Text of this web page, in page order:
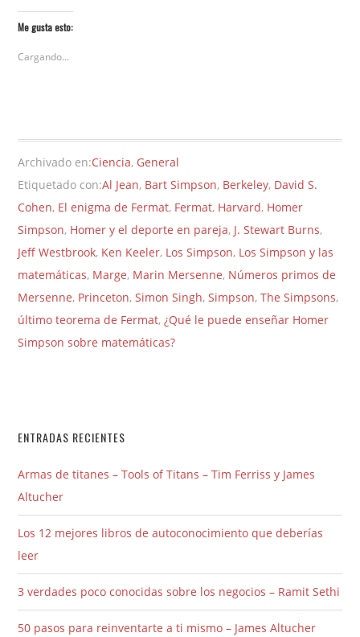
Me gusta esto:
Cargando...
Archivado en:Ciencia, General
Etiquetado con:Al Jean, Bart Simpson, Berkeley, David S.
Cohen, El enigma de Fermat, Fermat, Harvard, Homer
Simpson, Homer y el deporte en pareja, J. Stewart Burns,
Jeff Westbrook, Ken Keeler, Los Simpson, Los Simpson y las
matemáticas, Marge, Marin Mersenne, Números primos de
Mersenne, Princeton,Simon Singh,Simpson,The Simpsons,
último teorema de Fermat,¿Qué le puede enseñar Homer
Simpson sobre matemáticas?
ENTRADAS RECIENTES
Armas de titanes – Tools of Titans – Tim Ferriss y James
Altucher
Los 12 mejores libros de autoconocimiento que deberías
leer
3 verdades poco conocidas sobre los negocios – Ramit Sethi
50 pasos para reinventarte a ti mismo – James Altucher